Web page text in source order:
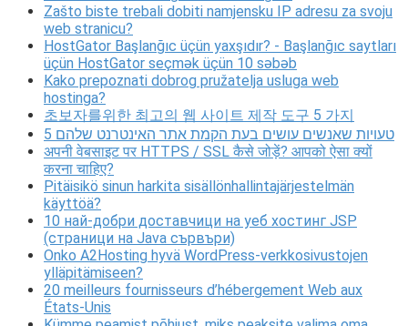
Zašto biste trebali dobiti namjensku IP adresu za svoju
web stranicu?
HostGator Başlanğıc üçün yaxşıdır? - Başlanğıc saytları
üçün HostGator seçmək üçün 10 səbəb
Kako prepoznati dobrog pružatelja usluga web
hostinga?
초보자를위한 최고의 웹 사이트 제작 도구 5 가지
5 טעויות שאנשים עושים בעת הקמת אתר האינטרנט שלהם
अपनी वेबसाइट पर HTTPS / SSL कैसे जोड़ें? आपको ऐसा क्यों
करना चाहिए?
Pitäisikö sinun harkita sisällönhallintajärjestelmän
käyttöä?
10 най-добри доставчици на уеб хостинг JSP
(страници на Java сървъри)
Onko A2Hosting hyvä WordPress-verkkosivustojen
ylläpitämiseen?
20 meilleurs fournisseurs d’hébergement Web aux
États-Unis